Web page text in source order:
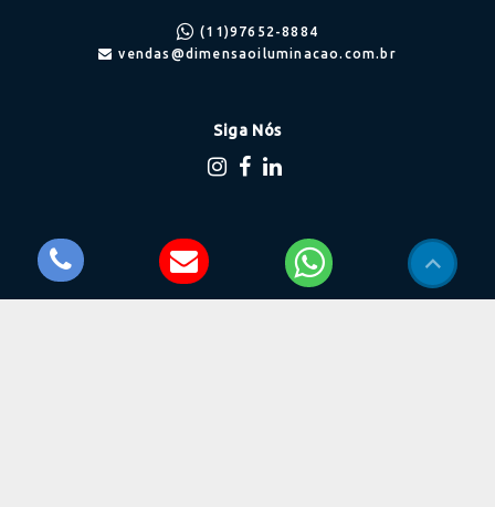
(11)97652-8884
vendas@dimensaoiluminacao.com.br
Siga Nós
Onde estamos
Balão Mágico, nº 1052
Rio Cotia - Cotia/SP